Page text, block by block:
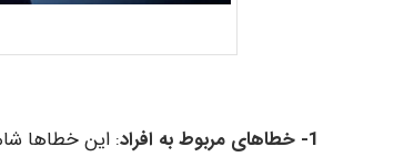
1- خطاهای مربوط به افراد
: این خطاها